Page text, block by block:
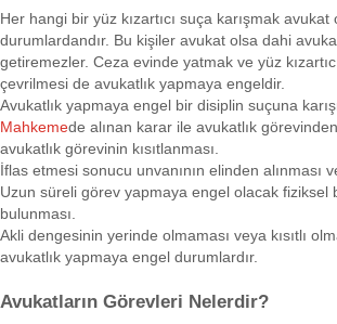
Her hangi bir yüz kızartıcı suça karışmak
durumlardandır. Bu kişiler avukat olsa dahi
getiremezler. Ceza evinde yatmak ve yüz
çevrilmesi de avukatlık yapmaya engeldir.
Avukatlık yapmaya engel bir disiplin suçuna
Mahkemede alınan karar ile avukatlık
avukatlık görevinin kısıtlanması.
İflas etmesi sonucu unvanının elinden alınması
Uzun süreli görev yapmaya engel olacak fiziksel
bulunması.
Akli dengesinin yerinde olmaması veya kısıtlı
avukatlık yapmaya engel durumlardır.
Avukatların Görevleri Nelerdir?